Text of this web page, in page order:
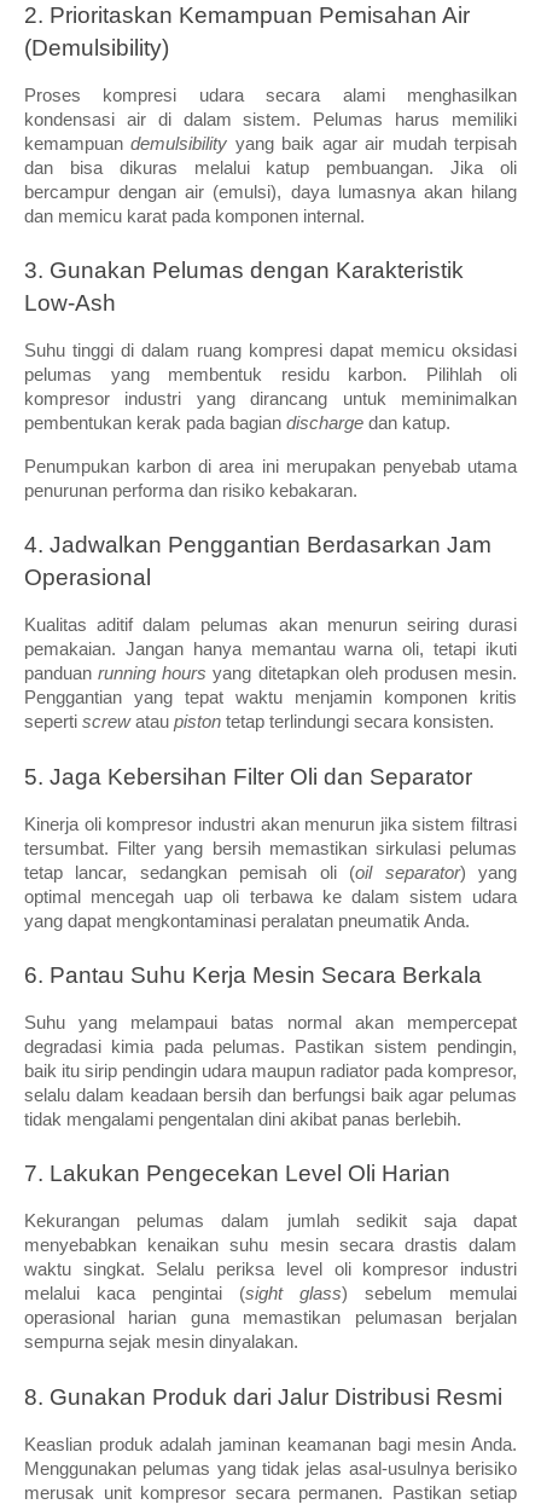
2. Prioritaskan Kemampuan Pemisahan Air
(Demulsibility)
Proses kompresi udara secara alami menghasilkan
kondensasi air di dalam sistem. Pelumas harus memiliki
kemampuan demulsibility yang baik agar air mudah terpisah
dan bisa dikuras melalui katup pembuangan. Jika oli
bercampur dengan air (emulsi), daya lumasnya akan hilang
dan memicu karat pada komponen internal.
3. Gunakan Pelumas dengan Karakteristik
Low-Ash
Suhu tinggi di dalam ruang kompresi dapat memicu oksidasi
pelumas yang membentuk residu karbon. Pilihlah oli
kompresor industri yang dirancang untuk meminimalkan
pembentukan kerak pada bagian discharge dan katup.
Penumpukan karbon di area ini merupakan penyebab utama
penurunan performa dan risiko kebakaran.
4. Jadwalkan Penggantian Berdasarkan Jam
Operasional
Kualitas aditif dalam pelumas akan menurun seiring durasi
pemakaian. Jangan hanya memantau warna oli, tetapi ikuti
panduan running hours yang ditetapkan oleh produsen mesin.
Penggantian yang tepat waktu menjamin komponen kritis
seperti screw atau piston tetap terlindungi secara konsisten.
5. Jaga Kebersihan Filter Oli dan Separator
Kinerja oli kompresor industri akan menurun jika sistem filtrasi
tersumbat. Filter yang bersih memastikan sirkulasi pelumas
tetap lancar, sedangkan pemisah oli (oil separator) yang
optimal mencegah uap oli terbawa ke dalam sistem udara
yang dapat mengkontaminasi peralatan pneumatik Anda.
6. Pantau Suhu Kerja Mesin Secara Berkala
Suhu yang melampaui batas normal akan mempercepat
degradasi kimia pada pelumas. Pastikan sistem pendingin,
baik itu sirip pendingin udara maupun radiator pada kompresor,
selalu dalam keadaan bersih dan berfungsi baik agar pelumas
tidak mengalami pengentalan dini akibat panas berlebih.
7. Lakukan Pengecekan Level Oli Harian
Kekurangan pelumas dalam jumlah sedikit saja dapat
menyebabkan kenaikan suhu mesin secara drastis dalam
waktu singkat. Selalu periksa level oli kompresor industri
melalui kaca pengintai (sight glass) sebelum memulai
operasional harian guna memastikan pelumasan berjalan
sempurna sejak mesin dinyalakan.
8. Gunakan Produk dari Jalur Distribusi Resmi
Keaslian produk adalah jaminan keamanan bagi mesin Anda.
Menggunakan pelumas yang tidak jelas asal-usulnya berisiko
merusak unit kompresor secara permanen. Pastikan setiap